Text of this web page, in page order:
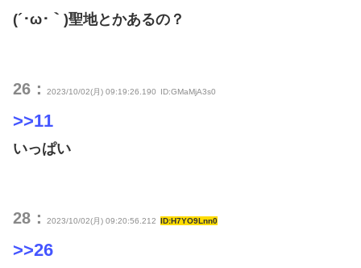
(´･ω･｀)聖地とかあるの？
26： 2023/10/02(月) 09:19:26.190 ID:GMaMjA3s0
>>11
いっぱい
28： 2023/10/02(月) 09:20:56.212 ID:H7YO9Lnn0
>>26